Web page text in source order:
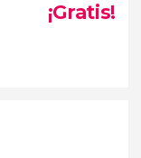
Saranda
¡Gratis!